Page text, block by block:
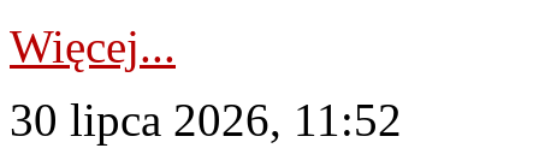
Więcej...
30 lipca 2026, 11:52